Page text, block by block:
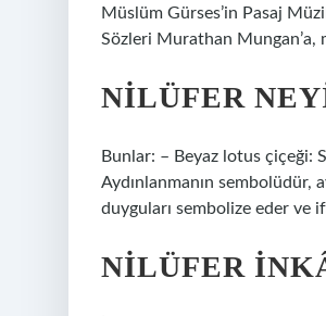
Müslüm Gürses’in Pasaj
Sözleri Murathan Mungan’a,
NILÜFER
Bunlar: – Beyaz lotus çiçeği:
Aydınlanmanın sembolüdür,
duyguları sembolize eder ve
NILÜFER